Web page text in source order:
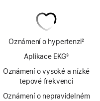
Oznámení o hypertenzi2
Aplikace EKG
Poznámka
3
Oznámení o vysoké a nízké
tepové frekvenci
Oznámení o nepravidelném